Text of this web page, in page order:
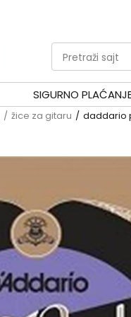
Pretraži sajt
SIGURNO
žice za gitaru daddario